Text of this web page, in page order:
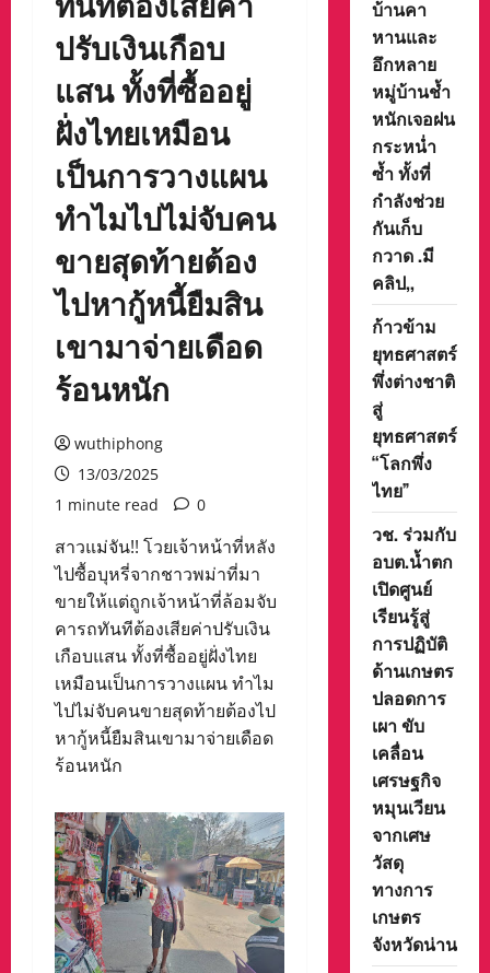
ปรับเงินเกือบ
แสน ทั้งที่ซื้ออยู่
ฝั่งไทยเหมือน
เป็นการวางแผน
ทำไมไปไม่จับคน
ขายสุดท้ายต้อง
ไปหากู้หนี้ยืมสิน
เขามาจ่ายเดือด
ร้อนหนัก
wuthiphong
13/03/2025
1 minute read
0
สาวแม่จัน!! โวยเจ้าหน้าที่หลัง
ไปซื้อบุหรี่จากชาวพม่าที่มา
ขายให้แต่ถูกเจ้าหน้าที่ล้อมจับ
คารถทันทีต้องเสียค่าปรับเงิน
เกือบแสน ทั้งที่ซื้ออยู่ฝั่งไทย
เหมือนเป็นการวางแผน ทำไม
ไปไม่จับคนขายสุดท้ายต้องไป
หากู้หนี้ยืมสินเขามาจ่ายเดือด
ร้อนหนัก
บ้านคา
หานและ
อึกหลาย
หมู่บ้านช้ำ
หนักเจอฝน
กระหน่ำ
ซ้ำ ทั้งที่
กำลังช่วย
กันเก็บ
กวาด .มี
คลิป,,
ก้าวข้าม
ยุทธศาสตร์
พึ่งต่างชาติ
สู่
ยุทธศาสตร์
“โลกพึ่ง
ไทย”
วช. ร่วมกับ
อบต.น้ำตก
เปิดศูนย์
เรียนรู้สู่
การปฏิบัติ
ด้านเกษตร
ปลอดการ
เผา ขับ
เคลื่อน
เศรษฐกิจ
หมุนเวียน
จากเศษ
วัสดุ
ทางการ
เกษตร
จังหวัดน่าน